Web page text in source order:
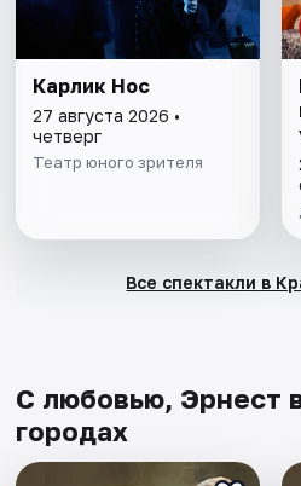
Карлик Нос
27 августа 2026 •
четверг
Театр юного зрителя
Все спектакли в
С любовью, Эрнест
городах